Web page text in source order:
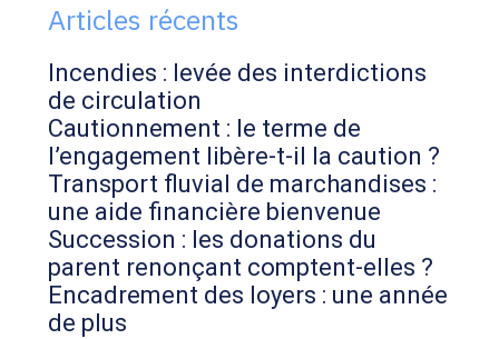
Articles récents
Incendies : levée des interdictions
de circulation
Cautionnement : le terme de
l’engagement libère-t-il la caution ?
Transport fluvial de marchandises :
une aide financière bienvenue
Succession : les donations du
parent renonçant comptent-elles ?
Encadrement des loyers : une année
de plus